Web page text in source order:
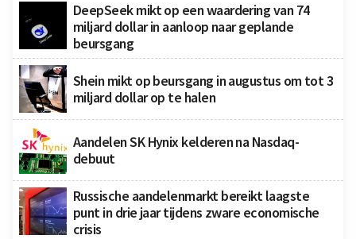
DeepSeek mikt op een waardering van 74
miljard dollar in aanloop naar geplande
beursgang
Shein mikt op beursgang in augustus om tot 3
miljard dollar op te halen
Aandelen SK Hynix kelderen na Nasdaq-
debuut
Russische aandelenmarkt bereikt laagste
punt in drie jaar tijdens zware economische
crisis